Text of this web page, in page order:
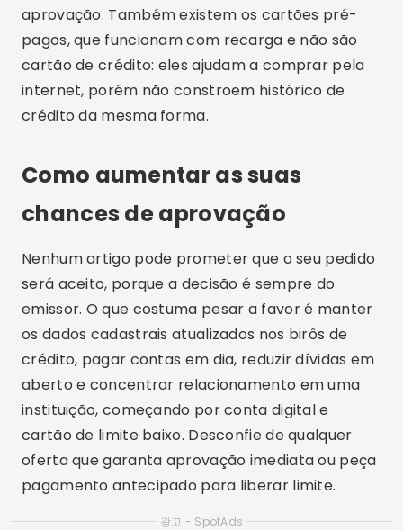
aprovação. Também existem os cartões pré-
pagos, que funcionam com recarga e não são
cartão de crédito: eles ajudam a comprar pela
internet, porém não constroem histórico de
crédito da mesma forma.
Como aumentar as suas
chances de aprovação
Nenhum artigo pode prometer que o seu pedido
será aceito, porque a decisão é sempre do
emissor. O que costuma pesar a favor é manter
os dados cadastrais atualizados nos birôs de
crédito, pagar contas em dia, reduzir dívidas em
aberto e concentrar relacionamento em uma
instituição, começando por conta digital e
cartão de limite baixo. Desconfie de qualquer
oferta que garanta aprovação imediata ou peça
pagamento antecipado para liberar limite.
광고 - SpotAds